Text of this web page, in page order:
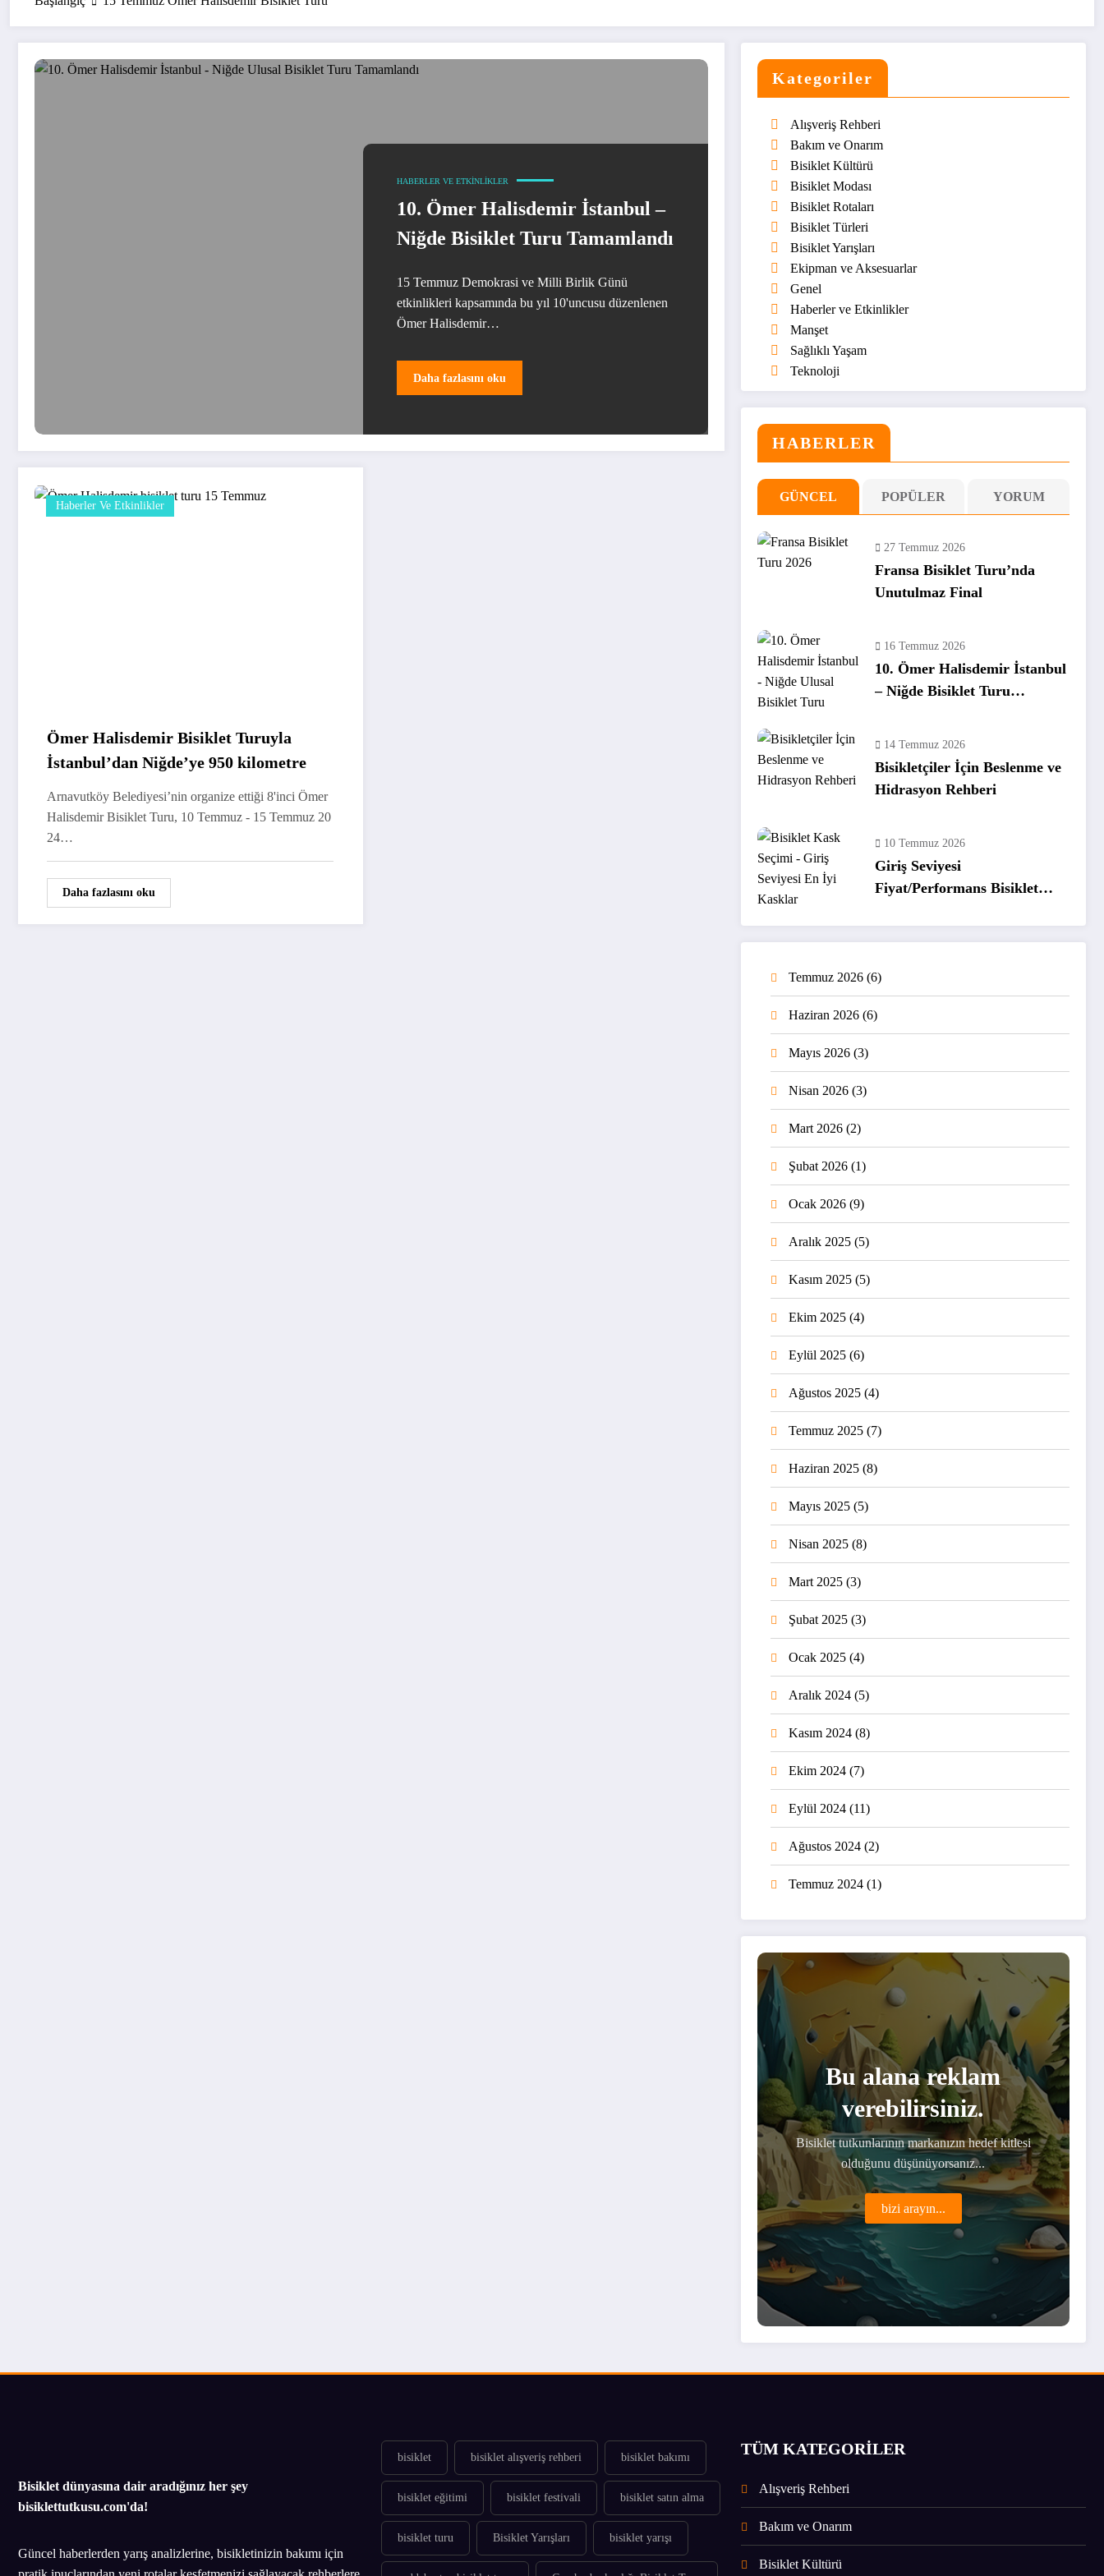
HABERLER VE ETKINLIKLER
10. Ömer Halisdemir İstanbul –
Niğde Bisiklet Turu Tamamlandı
15 Temmuz Demokrasi ve Milli Birlik Günü
etkinlikleri kapsamında bu yıl 10'uncusu düzenlenen
Ömer Halisdemir…
Daha fazlasını oku
Haberler Ve Etkinlikler
Ömer Halisdemir Bisiklet Turuyla
İstanbul’dan Niğde’ye 950 kilometre
Arnavutköy Belediyesi’nin organize ettiği 8'inci Ömer
Halisdemir Bisiklet Turu, 10 Temmuz - 15 Temmuz 20
24…
Daha fazlasını oku
Kategoriler
Alışveriş Rehberi
Bakım ve Onarım
Bisiklet Kültürü
Bisiklet Modası
Bisiklet Rotaları
Bisiklet Türleri
Bisiklet Yarışları
Ekipman ve Aksesuarlar
Genel
Haberler ve Etkinlikler
Manşet
Sağlıklı Yaşam
Teknoloji
HABERLER
GÜNCEL POPÜLER YORUM
27 Temmuz 2026
Fransa Bisiklet Turu’nda
Unutulmaz Final
16 Temmuz 2026
10. Ömer Halisdemir İstanbul
– Niğde Bisiklet Turu
14 Temmuz 2026
Bisikletçiler İçin Beslenme ve
Hidrasyon Rehberi
10 Temmuz 2026
Giriş Seviyesi
Fiyat/Performans Bisiklet
Temmuz 2026 (6)
Haziran 2026 (6)
Mayıs 2026 (3)
Nisan 2026 (3)
Mart 2026 (2)
Şubat 2026 (1)
Ocak 2026 (9)
Aralık 2025 (5)
Kasım 2025 (5)
Ekim 2025 (4)
Eylül 2025 (6)
Ağustos 2025 (4)
Temmuz 2025 (7)
Haziran 2025 (8)
Mayıs 2025 (5)
Nisan 2025 (8)
Mart 2025 (3)
Şubat 2025 (3)
Ocak 2025 (4)
Aralık 2024 (5)
Kasım 2024 (8)
Ekim 2024 (7)
Eylül 2024 (11)
Ağustos 2024 (2)
Temmuz 2024 (1)
Bu alana reklam
verebilirsiniz.
Bisiklet tutkunlarının markanızın hedef kitlesi
olduğunu düşünüyorsanız...
bizi arayın...
Bisiklet dünyasına dair aradığınız her şey
bisiklettutkusu.com'da!
Güncel haberlerden yarış analizlerine, bisikletinizin bakımı için
bisiklet bisiklet alışveriş rehberi bisiklet bakımı
bisiklet eğitimi bisiklet festivali bisiklet satın alma
bisiklet turu Bisiklet Yarışları bisiklet yarışı
TÜM KATEGORİLER
Alışveriş Rehberi
Bakım ve Onarım
Bisiklet Kültürü